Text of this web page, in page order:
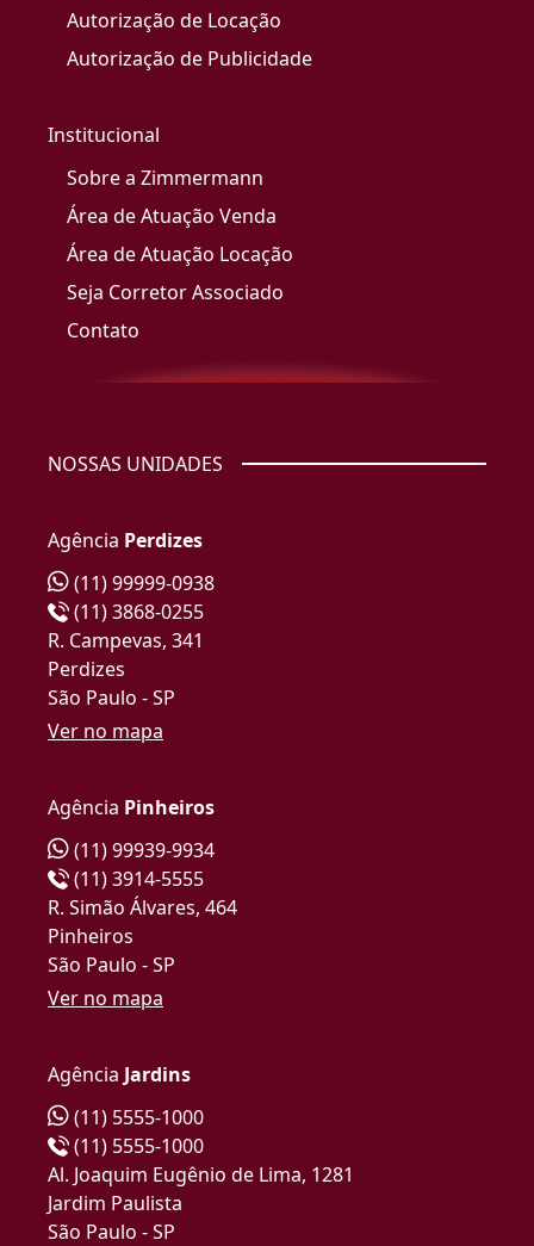
Autorização de Locação
Autorização de Publicidade
Institucional
Sobre a Zimmermann
Área de Atuação Venda
Área de Atuação Locação
Seja Corretor Associado
Contato
NOSSAS UNIDADES
Agência Perdizes
(11) 99999-0938
(11) 3868-0255
R. Campevas, 341
Perdizes
São Paulo - SP
Ver no mapa
Agência Pinheiros
(11) 99939-9934
(11) 3914-5555
R. Simão Álvares, 464
Pinheiros
São Paulo - SP
Ver no mapa
Agência Jardins
(11) 5555-1000
(11) 5555-1000
Al. Joaquim Eugênio de Lima, 1281
Jardim Paulista
São Paulo - SP